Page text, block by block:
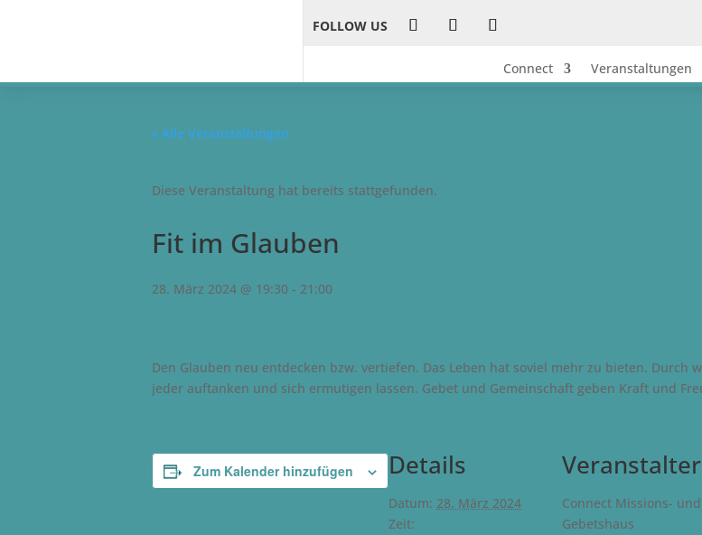
FOLLOW US
Connect Veranstaltungen
« Alle Veranstaltungen
Diese Veranstaltung hat bereits stattgefunden.
Fit im Glauben
28. März 2024 @ 19:30 - 21:00
Den Glauben neu entdecken bzw. vertiefen. Das Leben hat soviel mehr zu bieten.
jeder auftanken und sich ermutigen lassen. Gebet und Gemeinschaft geben Kraft und
Zum Kalender hinzufügen Details
Datum: 28. März 2024
Zeit:
Veranstalter
Connect Missions- und
Gebetshaus